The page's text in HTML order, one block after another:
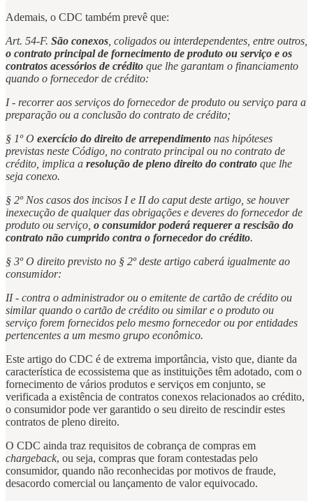
Ademais, o CDC também prevê que:
Art. 54-F. São conexos , coligados ou interdependentes, entre outros,
o contrato principal de fornecimento de produto ou serviço e os
contratos acessórios de crédito que lhe garantam o financiamento
quando o fornecedor de crédito:
I - recorrer aos serviços do fornecedor de produto ou serviço para a
preparação ou a conclusão do contrato de crédito;
§ 1º O exercício do direito de arrependimento nas hipóteses
previstas neste Código, no contrato principal ou no contrato de
crédito, implica a resolução de pleno direito do contrato que lhe
seja conexo.
§ 2º Nos casos dos incisos I e II do caput deste artigo, se houver
inexecução de qualquer das obrigações e deveres do fornecedor de
produto ou serviço, o consumidor poderá requerer a rescisão do
contrato não cumprido contra o fornecedor do crédito.
§ 3º O direito previsto no § 2º deste artigo caberá igualmente ao
consumidor:
II - contra o administrador ou o emitente de cartão de crédito ou
similar quando o cartão de crédito ou similar e o produto ou
serviço forem fornecidos pelo mesmo fornecedor ou por entidades
pertencentes a um mesmo grupo econômico.
Este artigo do CDC é de extrema importância, visto que, diante da
característica de ecossistema que as instituições têm adotado, com o
fornecimento de vários produtos e serviços em conjunto, se
verificada a existência de contratos conexos relacionados ao crédito,
o consumidor pode ver garantido o seu direito de rescindir estes
contratos de pleno direito.
O CDC ainda traz requisitos de cobrança de compras em
chargeback, ou seja, compras que foram contestadas pelo
consumidor, quando não reconhecidas por motivos de fraude,
desacordo comercial ou lançamento de valor equivocado.